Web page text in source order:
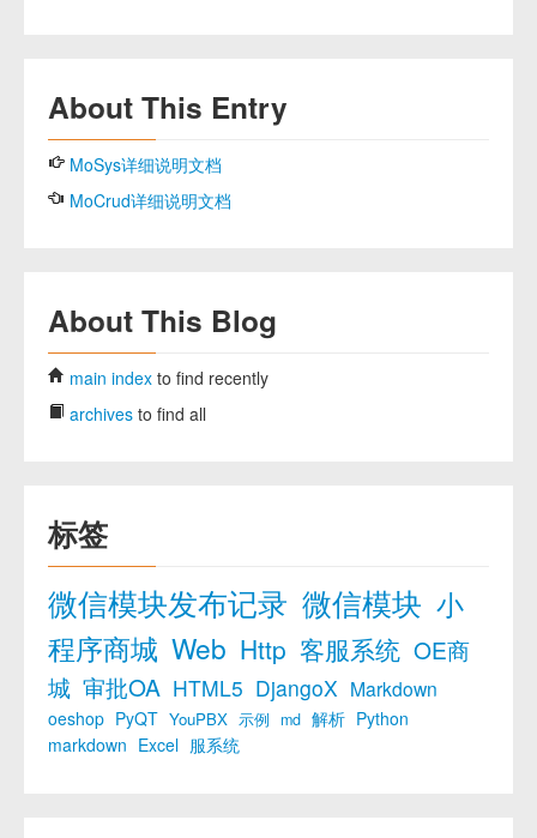
About This Entry
MoSys详细说明文档
MoCrud详细说明文档
About This Blog
main index to find recently
archives to find all
标签
微信模块发布记录 微信模块 小
程序商城 Web Http 客服系统 OE商
城 审批OA HTML5 DjangoX Markdown
oeshop PyQT YouPBX 示例 md 解析 Python
markdown Excel 服系统